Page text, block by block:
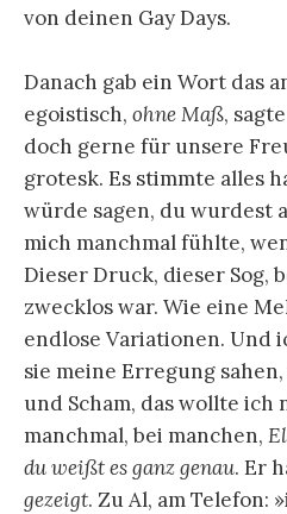
von deinen Gay Days.
Danach gab ein Wort das
egoistisch, ohne Maß,
doch gerne für unsere
grotesk. Es stimmte alles
würde sagen, du wurdest
mich manchmal fühlte,
Dieser Druck, dieser Sog,
zwecklos war. Wie eine
endlose Variationen. Und
sie meine Erregung
und Scham, das wollte
manchmal, bei manchen,
du weißt es ganz genau. Er
gezeigt. Zu Al, am Telefon: